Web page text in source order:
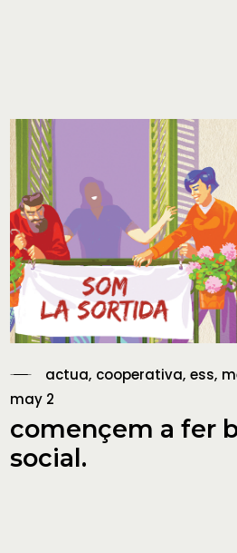
actua cooperativa ess
may 2
començem a fer
social.